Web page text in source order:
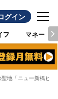
グイン
フ マネー
地「ニュー新橋ビ